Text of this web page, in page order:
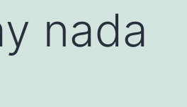
nada